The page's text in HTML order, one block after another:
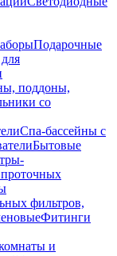
Подарочные
поддоны,
со
Спа-бассейны с
Бытовые
фильтров,
Фитинги
и